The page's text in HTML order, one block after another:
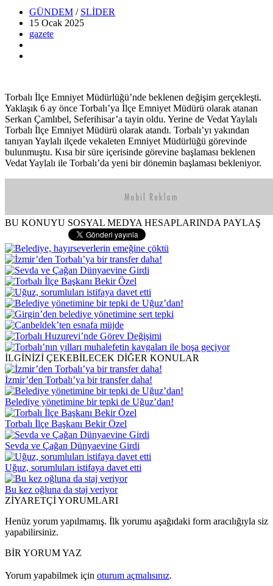
GÜNDEM / SLİDER
15 Ocak 2025
gazete
Torbalı İlçe Emniyet Müdürlüğü’nde beklenen değişim gerçekleşti.
Yaklaşık 6 ay önce Torbalı’ya İlçe Emniyet Müdürü olarak atanan
Serkan Çamlıbel, Seferihisar’a tayin oldu. Yerine de Vedat Yaylalı
Torbalı İlçe Emniyet Müdürü olarak atandı. Torbalı’yı yakından
tanıyan Yaylalı ilçede vekaleten Emniyet Müdürlüğü görevinde
bulunmuştu. Kısa bir süre içerisinde görevine başlaması beklenen
Vedat Yaylalı ile Torbalı’da yeni bir dönemin başlaması bekleniyor.
BU KONUYU SOSYAL MEDYA HESAPLARINDA PAYLAŞ
İLGİNİZİ ÇEKEBİLECEK DİĞER KONULAR
İzmir’den Torbalı’ya bir transfer daha!
Belediye yönetimine bir tepki de Uğuz’dan!
Torbalı İlçe Başkanı Bekir Özel
Sevda ve Çağan Dünyaevine Girdi
Uğuz, sorumluları istifaya davet etti
Bu kez oğluna da staj veriyor
ZİYARETÇİ YORUMLARI
Henüz yorum yapılmamış. İlk yorumu aşağıdaki form aracılığıyla siz
yapabilirsiniz.
BİR YORUM YAZ
Yorum yapabilmek için oturum açmalısınız.